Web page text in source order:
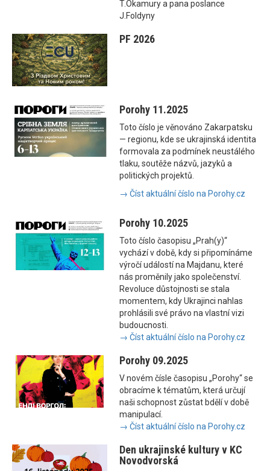
T.Okamury a pana poslance
J.Foldyny
PF 2026
Porohy 11.2025
Toto číslo je věnováno Zakarpatsku
— regionu, kde se ukrajinská identita
formovala za podmínek neustálého
tlaku, soutěže názvů, jazyků a
politických projektů.
→ Číst aktuální číslo na Porohy.cz
Porohy 10.2025
Toto číslo časopisu „Prah(y)“
vychází v době, kdy si připomínáme
výročí událostí na Majdanu, které
nás proměnily jako společenství.
Revoluce důstojnosti se stala
momentem, kdy Ukrajinci nahlas
prohlásili své právo na vlastní vizi
budoucnosti.
→ Číst aktuální číslo na Porohy.cz
Porohy 09.2025
V novém čísle časopisu „Porohy“ se
obracíme k tématům, která určují
naši schopnost zůstat bdělí v době
manipulací.
→ Číst aktuální číslo na Porohy.cz
Den ukrajinské kultury v KC
Novodvorská